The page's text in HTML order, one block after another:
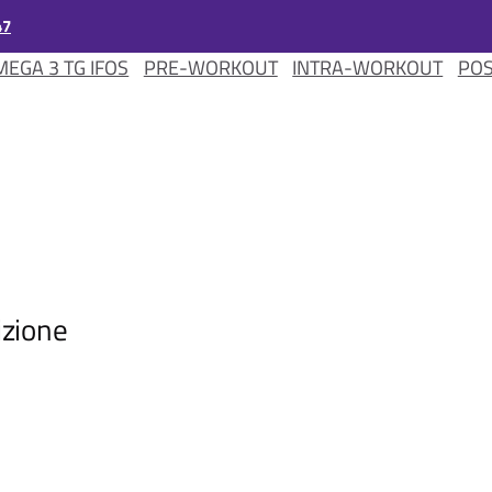
3 TG IFOS PRE-WORKOUT INTRA-WORKOUT